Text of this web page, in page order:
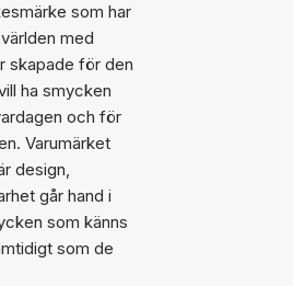
som har
med
skapade för den
ha smycken
och för
Varumärket
design,
går hand i
som känns
som de